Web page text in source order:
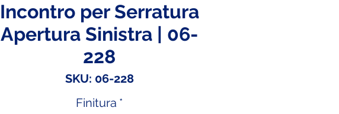
Incontro per Serratura
Apertura Sinistra | 06-
228
SKU: 06-228
Finitura *